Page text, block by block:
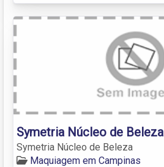
Symetria Núcleo de Beleza
Symetria Núcleo de Beleza
Maquiagem em Campinas